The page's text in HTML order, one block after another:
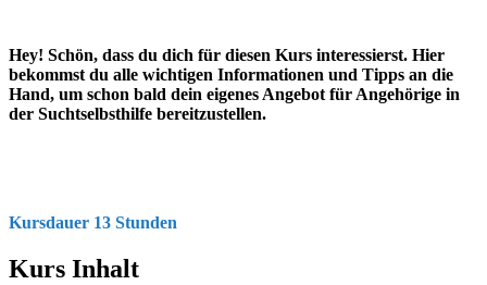
Hey! Schön, dass du dich für diesen Kurs interessierst. Hier
bekommst du alle wichtigen Informationen und Tipps an die
Hand, um schon bald dein eigenes Angebot für Angehörige in
der Suchtselbsthilfe bereitzustellen.
Kursdauer 13 Stunden
Kurs Inhalt